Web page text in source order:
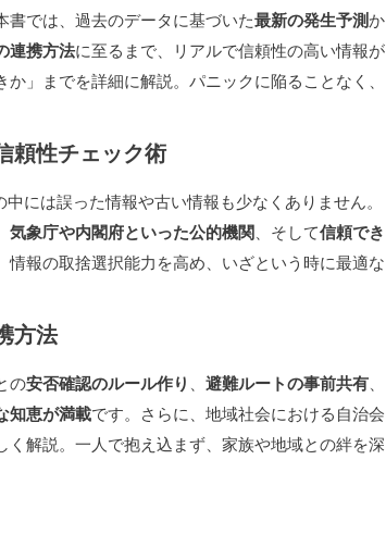
では、過去のデータに基づいた最新の発生予測か
連携方法に至るまで、リアルで信頼性の高い情報が
」までを詳細に解説。パニックに陥ることなく、
頼性チェック術
には誤った情報や古い情報も少なくありません。
気象庁や内閣府といった公的機関 、そして信頼でき
情報の取捨選択能力を高め、いざという時に最適な
方法
の安否確認のルール作り 、 避難ルートの事前共有、
知恵が満載です。さらに、地域社会における自治会
解説。一人で抱え込まず、家族や地域との絆を深